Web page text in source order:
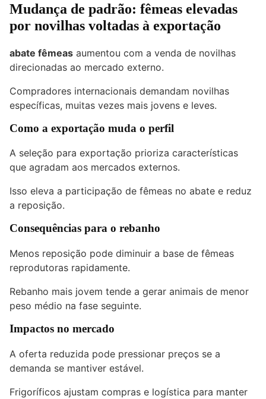
Mudança de padrão: fêmeas elevadas
por novilhas voltadas à exportação
abate fêmeas aumentou com a venda de novilhas
direcionadas ao mercado externo.
Compradores internacionais demandam novilhas
específicas, muitas vezes mais jovens e leves.
Como a exportação muda o perfil
A seleção para exportação prioriza características
que agradam aos mercados externos.
Isso eleva a participação de fêmeas no abate e reduz
a reposição.
Consequências para o rebanho
Menos reposição pode diminuir a base de fêmeas
reprodutoras rapidamente.
Rebanho mais jovem tende a gerar animais de menor
peso médio na fase seguinte.
Impactos no mercado
A oferta reduzida pode pressionar preços se a
demanda se mantiver estável.
Frigoríficos ajustam compras e logística para manter